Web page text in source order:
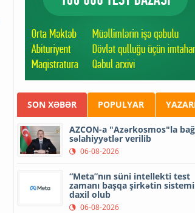
SON XƏBƏR POPULYAR
AZCON-a "Azərkosmos"la
səlahiyyətlər verilib
06-08-2026
“Meta”nın süni intellekti test
zamanı başqa şirkətin
daxil olub
06-08-2026